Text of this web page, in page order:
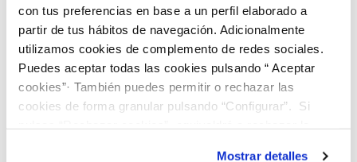
con tus preferencias en base a un perfil elaborado a
partir de tus hábitos de navegación. Adicionalmente
utilizamos cookies de complemento de redes sociales.
Puedes aceptar todas las cookies pulsando “ Aceptar
cookies”· También puedes permitir o rechazar las
cookies de forma granular pulsando “Configurar”. Si
Mostrar detalles